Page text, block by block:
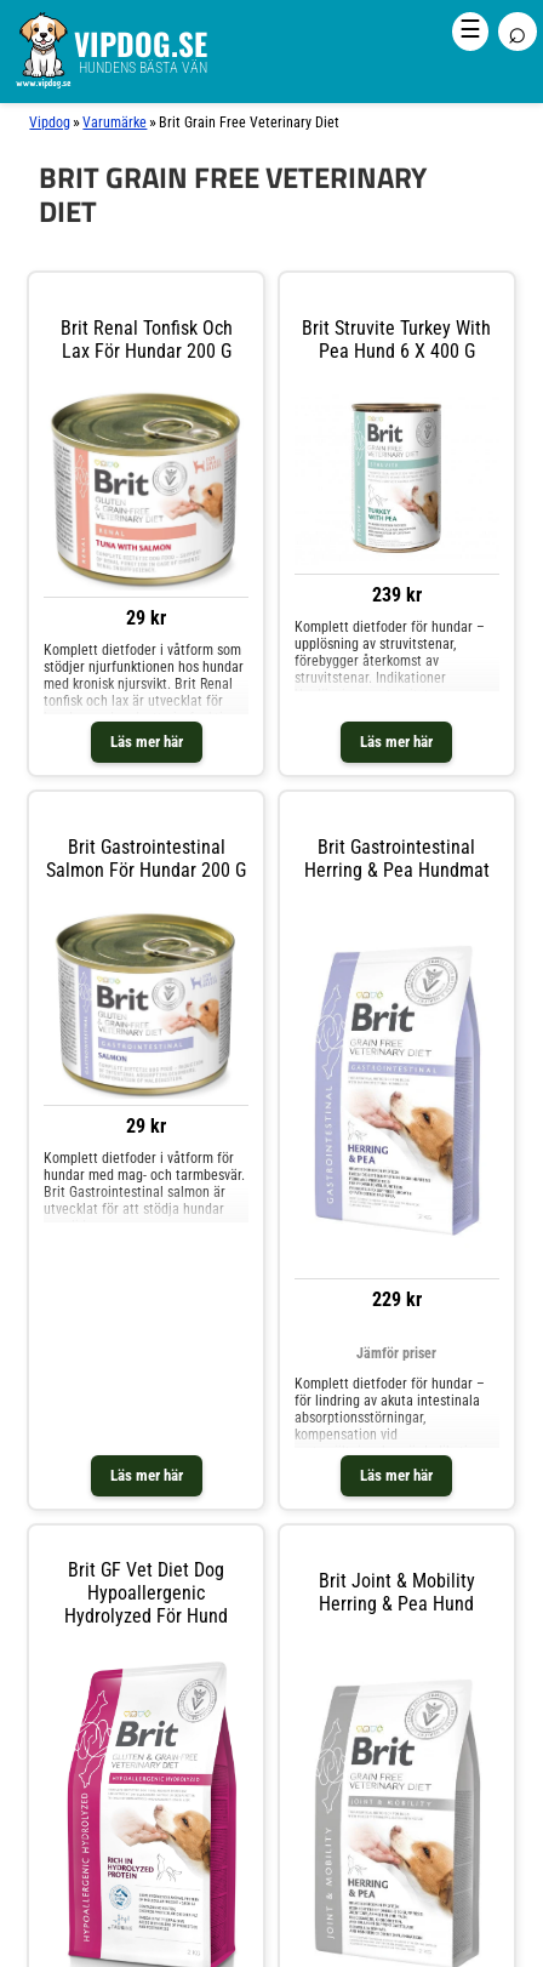
VIPDOG.SE
HUNDENS BÄSTA VÄN
☰ ⌕
Vipdog »Varumärke » Brit Grain Free Veterinary Diet
BRIT GRAIN FREE VETERINARY
DIET
Brit Renal Tonfisk Och
Lax För Hundar 200 G
29 kr
Läs mer här
Komplett dietfoder i våtform som
stödjer njurfunktionen hos hundar
med kronisk njursvikt. Brit Renal
tonfisk och lax är utvecklat för
hundar med nedsatt njurfunktion
och kronisk njurinsufficiens. Det
stödjer njurarnas
ämnesomsättning vid långvarig
Brit Struvite Turkey With
Pea Hund 6 X 400 G
239 kr
Läs mer här
Komplett dietfoder för hundar –
upplösning av struvitstenar,
förebygger återkomst av
struvitstenar. Indikationer
struvitstenar Sjukdomar i
urinvägarna
Urinvägsinflammationer
Brit Gastrointestinal
Salmon För Hundar 200 G
29 kr
Läs mer här
Komplett dietfoder i våtform för
hundar med mag- och tarmbesvär.
Brit Gastrointestinal salmon är
utvecklat för att stödja hundar
Brit Gastrointestinal
Herring & Pea Hundmat
229 kr
Läs mer här
Jämför priser
Komplett dietfoder för hundar –
för lindring av akuta intestinala
absorptionsstörningar,
kompensation vid
matsmältningsbesvär Indikationer
Gastrointestinala problem (diarré,
kräkningar) Lugnar
matsmältningskanalen efter
Brit GF Vet Diet Dog
Hypoallergenic
Hydrolyzed För Hund
Brit Joint & Mobility
Herring & Pea Hund